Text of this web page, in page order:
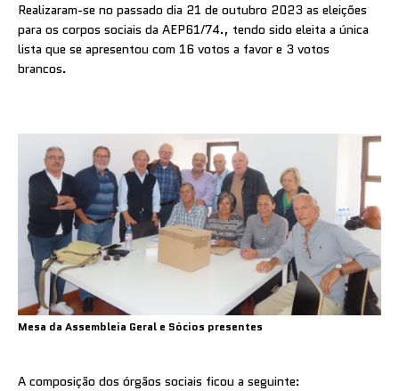
Realizaram-se no passado dia 21 de outubro 2023 as eleições
para os corpos sociais da AEP61/74., tendo sido eleita a única
lista que se apresentou com 16 votos a favor e 3 votos
brancos.
Mesa da Assembleia Geral e Sócios presentes
A composição dos órgãos sociais ficou a seguinte: